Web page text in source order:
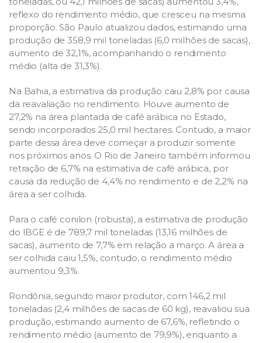
reflexo do rendimento médio, que cresceu na mesma
proporção. São Paulo atualizou dados, estimando uma
produção de 358,9 mil toneladas (6,0 milhões de sacas),
aumento de 32,1%, acompanhando o rendimento
médio (alta de 31,3%).
Na Bahia, a estimativa da produção caiu 2,8% por causa
da reavaliação no rendimento. Houve aumento de
27,2% na área plantada de café arábica no Estado,
sendo incorporados 25,0 mil hectares. Contudo, a maior
parte dessa área deve começar a produzir somente
nos próximos anos. O Rio de Janeiro também informou
retração de 6,7% na estimativa de café arábica, por
causa da redução de 4,4% no rendimento e de 2,2% na
área a ser colhida.
Para o café conilon (robusta), a estimativa de produção
do IBGE é de 789,7 mil toneladas (13,16 milhões de
sacas), aumento de 7,7% em relação a março. A área a
ser colhida caiu 1,5%, contudo, o rendimento médio
aumentou 9,3%.
Rondônia, segundo maior produtor, com 146,2 mil
toneladas (2,4 milhões de sacas de 60 kg), reavaliou sua
produção, estimando aumento de 67,6%, refletindo o
rendimento médio (aumento de 79,9%), enquanto a